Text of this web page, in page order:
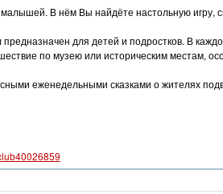
В нём Вы найдёте настольную игру,
для детей и подростков. В
по музею или историческим местам,
еженедельными сказками о жителях